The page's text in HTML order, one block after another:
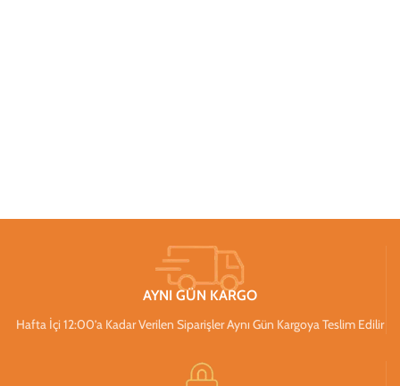
AYNI GÜN KARGO
Hafta İçi 12:00’a Kadar Verilen Siparişler Aynı Gün Kargoya Teslim Edilir